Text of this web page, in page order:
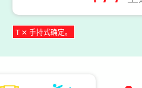
T ✕ 手持式确定。